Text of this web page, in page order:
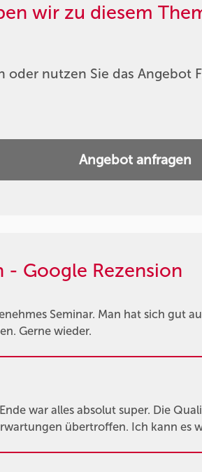
wir zu diesem
oder nutzen Sie das Angebot
Angebot anfragen
Google Rezension
Seminar. Man hat sich gut
Gerne wieder.
war alles absolut super. Die
übertroffen. Ich kann es